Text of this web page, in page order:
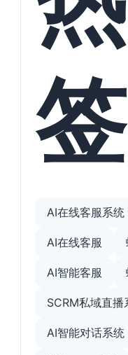
签
AI在线客服系统
AI在线客服
AI智能客服
SCRM私域直播
AI智能对话系统